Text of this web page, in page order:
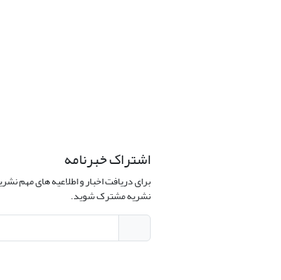
اشتراک خبرنامه
برای دریافت اخبار و اطلاعیه های مهم
نشریه مشترک شوید.